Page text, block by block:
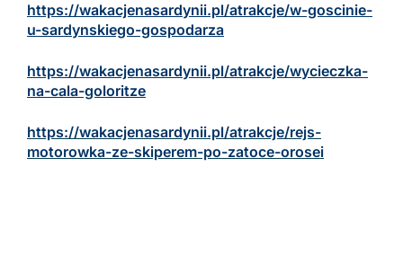
https://wakacjenasardynii.pl/atrakcje/w-goscinie-
u-sardynskiego-gospodarza
https://wakacjenasardynii.pl/atrakcje/wycieczka-
na-cala-goloritze
https://wakacjenasardynii.pl/atrakcje/rejs-
motorowka-ze-skiperem-po-zatoce-orosei